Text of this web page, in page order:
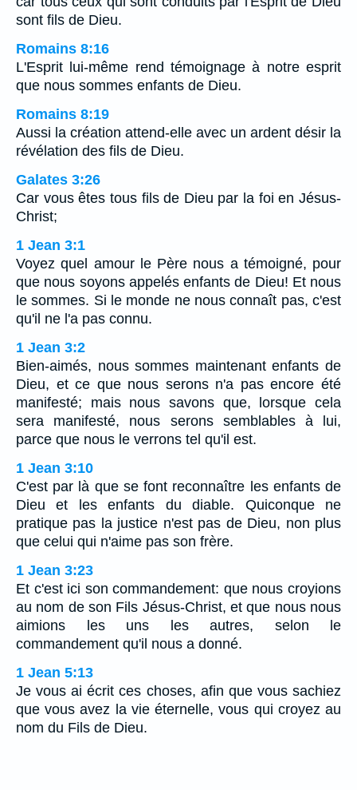
sont fils de Dieu.
Romains 8:16
L'Esprit lui-même rend témoignage à notre esprit
que nous sommes enfants de Dieu.
Romains 8:19
Aussi la création attend-elle avec un ardent désir la
révélation des fils de Dieu.
Galates 3:26
Car vous êtes tous fils de Dieu par la foi en Jésus-
Christ;
1 Jean 3:1
Voyez quel amour le Père nous a témoigné, pour
que nous soyons appelés enfants de Dieu! Et nous
le sommes. Si le monde ne nous connaît pas, c'est
qu'il ne l'a pas connu.
1 Jean 3:2
Bien-aimés, nous sommes maintenant enfants de
Dieu, et ce que nous serons n'a pas encore été
manifesté; mais nous savons que, lorsque cela
sera manifesté, nous serons semblables à lui,
parce que nous le verrons tel qu'il est.
1 Jean 3:10
C'est par là que se font reconnaître les enfants de
Dieu et les enfants du diable. Quiconque ne
pratique pas la justice n'est pas de Dieu, non plus
que celui qui n'aime pas son frère.
1 Jean 3:23
Et c'est ici son commandement: que nous croyions
au nom de son Fils Jésus-Christ, et que nous nous
aimions les uns les autres, selon le
commandement qu'il nous a donné.
1 Jean 5:13
Je vous ai écrit ces choses, afin que vous sachiez
que vous avez la vie éternelle, vous qui croyez au
nom du Fils de Dieu.